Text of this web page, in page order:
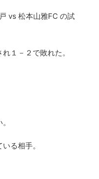
vs 松本山雅FC の試
１－２で敗れた。
る相手。
してみました。年々チーム間の力が
今シーズンはどんな展開になるのか楽